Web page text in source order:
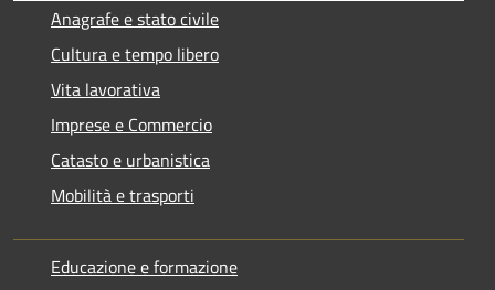
Anagrafe e stato civile
Cultura e tempo libero
Vita lavorativa
Imprese e Commercio
Catasto e urbanistica
Mobilità e trasporti
Educazione e formazione